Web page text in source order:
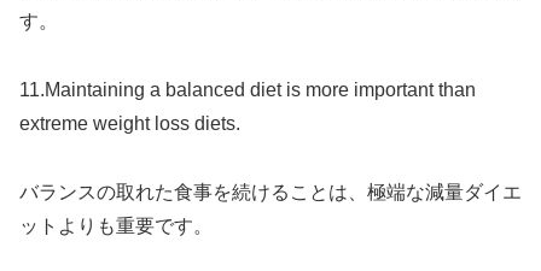
す。
11.Maintaining a balanced diet is more important than
extreme weight loss diets.
バランスの取れた食事を続けることは、極端な減量ダイエ
ットよりも重要です。